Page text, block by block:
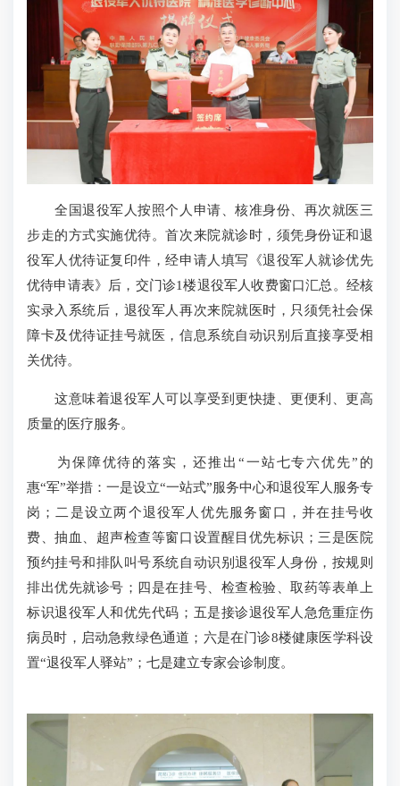
全国退役军人按照个人申请、核准身份、再次就医三
步走的方式实施优待。首次来院就诊时，须凭身份证和退
役军人优待证复印件，经申请人填写《退役军人就诊优先
优待申请表》后，交门诊1楼退役军人收费窗口汇总。经核
实录入系统后，退役军人再次来院就医时，只须凭社会保
障卡及优待证挂号就医，信息系统自动识别后直接享受相
关优待。
这意味着退役军人可以享受到更快捷、更便利、更高
质量的医疗服务。
为保障优待的落实，还推出“一站七专六优先”的
惠“军”举措：一是设立“一站式”服务中心和退役军人服务专
岗；二是设立两个退役军人优先服务窗口，并在挂号收
费、抽血、超声检查等窗口设置醒目优先标识；三是医院
预约挂号和排队叫号系统自动识别退役军人身份，按规则
排出优先就诊号；四是在挂号、检查检验、取药等表单上
标识退役军人和优先代码；五是接诊退役军人急危重症伤
病员时，启动急救绿色通道；六是在门诊8楼健康医学科设
置“退役军人驿站”；七是建立专家会诊制度。